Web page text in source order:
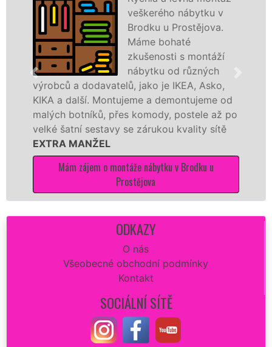
veškerého nábytku v
Brodku u Prostějova.
Máme bohaté
zkušenosti s montáží
nábytku od různých
a dodavatelů, jako je IKEA, Asko,
další. Montujeme a demontujeme od
botníků, přes komody, postele až po
sestavy se zárukou kvality sítě
MANŽEL
zájem o montáže nábytku v Brodku u
Ikei či
Nobilie,
ODKAZY
O nás
Všeobecné obchodní podmínky
Kontakt
SOCIÁLNÍ SÍTĚ